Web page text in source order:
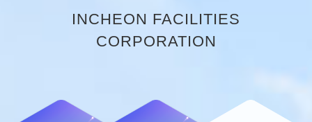
INCHEON FACILITIES
CORPORATION